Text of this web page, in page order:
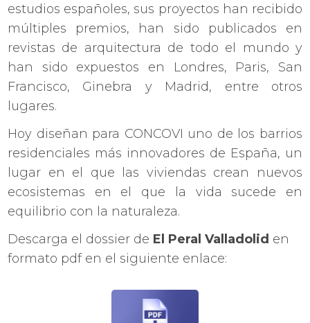
estudios españoles, sus proyectos han recibido
múltiples premios, han sido publicados en
revistas de arquitectura de todo el mundo y
han sido expuestos en Londres, Paris, San
Francisco, Ginebra y Madrid, entre otros
lugares.
Hoy diseñan para CONCOVI uno de los barrios
residenciales más innovadores de España, un
lugar en el que las viviendas crean nuevos
ecosistemas en el que la vida sucede en
equilibrio con la naturaleza.
Descarga el dossier de El Peral Valladolid en
formato pdf en el siguiente enlace: